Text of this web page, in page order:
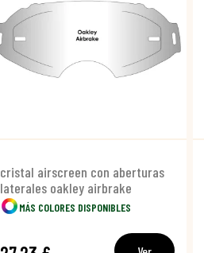
cristal airscreen con aberturas
laterales oakley airbrake
MÁS COLORES DISPONIBLES